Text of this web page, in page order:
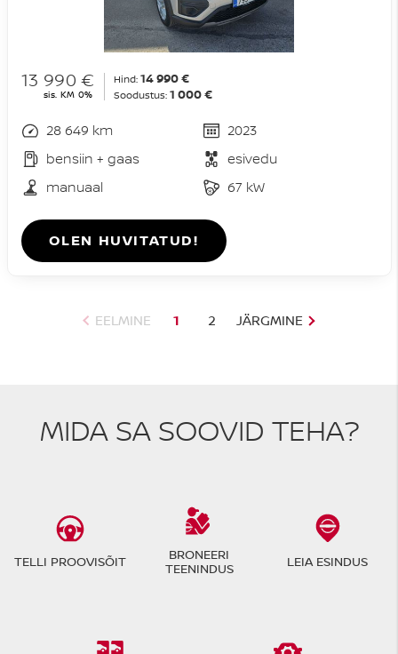
13 990 €
sis. KM 0%
Hind: 14 990 €
Soodustus: 1 000 €
28 649 km
2023
bensiin + gaas
esivedu
manuaal
67 kW
OLEN HUVITATUD!
EELMINE JÄRGMINE
1 2
MIDA SA SOOVID TEHA?
TELLI PROOVISÕIT
BRONEERI
TEENINDUS
LEIA ESINDUS